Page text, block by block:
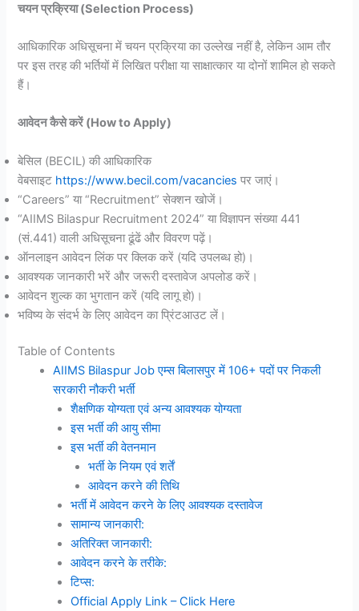
चयन प्रक्रिया (Selection Process)
आधिकारिक अधिसूचना में चयन प्रक्रिया का उल्लेख नहीं है, लेकिन आम तौर
पर इस तरह की भर्तियों में लिखित परीक्षा या साक्षात्कार या दोनों शामिल हो सकते
हैं।
आवेदन कैसे करें (How to Apply)
बेसिल (BECIL) की आधिकारिक
वेबसाइट https://www.becil.com/vacanciesपर जाएं।
“Careers” या “Recruitment” सेक्शन खोजें।
“AIIMS Bilaspur Recruitment 2024” या विज्ञापन संख्या 441
(सं.441) वाली अधिसूचना ढूंढें और विवरण पढ़ें।
ऑनलाइन आवेदन लिंक पर क्लिक करें (यदि उपलब्ध हो)।
आवश्यक जानकारी भरें और जरूरी दस्तावेज अपलोड करें।
आवेदन शुल्क का भुगतान करें (यदि लागू हो)।
भविष्य के संदर्भ के लिए आवेदन का प्रिंटआउट लें।
Table of Contents
AIIMS Bilaspur Job एम्स बिलासपुर में 106+ पदों पर निकली
सरकारी नौकरी भर्ती
शैक्षणिक योग्यता एवं अन्य आवश्यक योग्यता
इस भर्ती की आयु सीमा
इस भर्ती की वेतनमान
भर्ती के नियम एवं शर्तें
आवेदन करने की तिथि
भर्ती में आवेदन करने के लिए आवश्यक दस्तावेज
सामान्य जानकारी:
अतिरिक्त जानकारी:
आवेदन करने के तरीके:
टिप्स:
Official Apply Link – Click Here